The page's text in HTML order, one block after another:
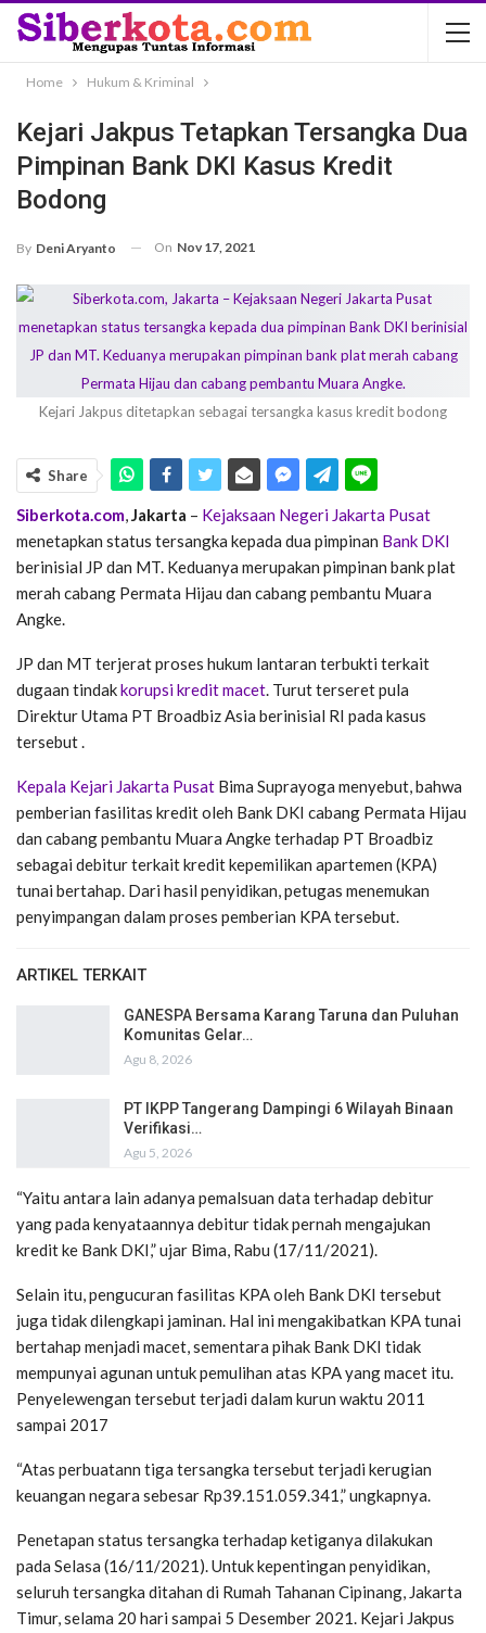
Home Hukum & Kriminal
Kejari Jakpus Tetapkan Tersangka Dua
Pimpinan Bank DKI Kasus Kredit
Bodong
By Deni Aryanto On Nov 17, 2021
Kejari Jakpus ditetapkan sebagai tersangka kasus kredit bodong
Share
Siberkota.com,Jakarta – Kejaksaan Negeri Jakarta Pusat
menetapkan status tersangka kepada dua pimpinan Bank DKI
berinisial JP dan MT. Keduanya merupakan pimpinan bank plat
merah cabang Permata Hijau dan cabang pembantu Muara
Angke.
JP dan MT terjerat proses hukum lantaran terbukti terkait
dugaan tindakkorupsi kredit macet. Turut terseret pula
Direktur Utama PT Broadbiz Asia berinisial RI pada kasus
tersebut .
Kepala Kejari Jakarta Pusat Bima Suprayoga menyebut, bahwa
pemberian fasilitas kredit oleh Bank DKI cabang Permata Hijau
dan cabang pembantu Muara Angke terhadap PT Broadbiz
sebagai debitur terkait kredit kepemilikan apartemen (KPA)
tunai bertahap. Dari hasil penyidikan, petugas menemukan
penyimpangan dalam proses pemberian KPA tersebut.
ARTIKEL TERKAIT
GANESPA Bersama Karang Taruna dan Puluhan
Komunitas Gelar…
Agu 8, 2026
PT IKPP Tangerang Dampingi 6 Wilayah Binaan
Verifikasi…
Agu 5, 2026
“Yaitu antara lain adanya pemalsuan data terhadap debitur
yang pada kenyataannya debitur tidak pernah mengajukan
kredit ke Bank DKI,” ujar Bima, Rabu (17/11/2021).
Selain itu, pengucuran fasilitas KPA oleh Bank DKI tersebut
juga tidak dilengkapi jaminan. Hal ini mengakibatkan KPA tunai
bertahap menjadi macet, sementara pihak Bank DKI tidak
mempunyai agunan untuk pemulihan atas KPA yang macet itu.
Penyelewengan tersebut terjadi dalam kurun waktu 2011
sampai 2017
“Atas perbuatann tiga tersangka tersebut terjadi kerugian
keuangan negara sebesar Rp39.151.059.341,” ungkapnya.
Penetapan status tersangka terhadap ketiganya dilakukan
pada Selasa (16/11/2021). Untuk kepentingan penyidikan,
seluruh tersangka ditahan di Rumah Tahanan Cipinang, Jakarta
Timur, selama 20 hari sampai 5 Desember 2021. Kejari Jakpus